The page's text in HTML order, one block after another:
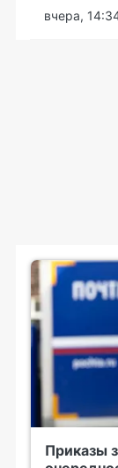
вчера,
Приказы